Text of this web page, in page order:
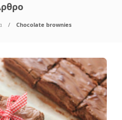
Chocolate brownies